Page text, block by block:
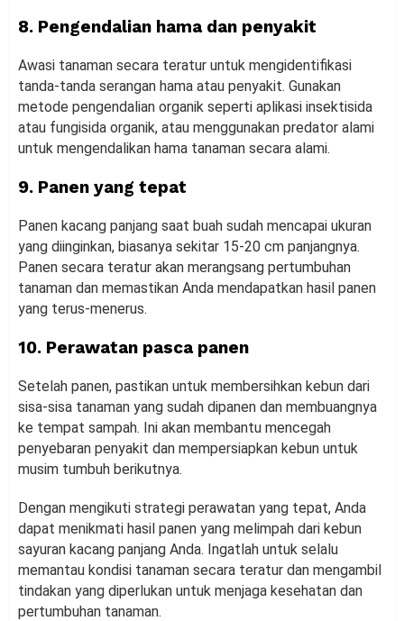
8. Pengendalian hama dan penyakit
Awasi tanaman secara teratur untuk mengidentifikasi
tanda-tanda serangan hama atau penyakit. Gunakan
metode pengendalian organik seperti aplikasi insektisida
atau fungisida organik, atau menggunakan predator alami
untuk mengendalikan hama tanaman secara alami.
9. Panen yang tepat
Panen kacang panjang saat buah sudah mencapai ukuran
yang diinginkan, biasanya sekitar 15-20 cm panjangnya.
Panen secara teratur akan merangsang pertumbuhan
tanaman dan memastikan Anda mendapatkan hasil panen
yang terus-menerus.
10. Perawatan pasca panen
Setelah panen, pastikan untuk membersihkan kebun dari
sisa-sisa tanaman yang sudah dipanen dan membuangnya
ke tempat sampah. Ini akan membantu mencegah
penyebaran penyakit dan mempersiapkan kebun untuk
musim tumbuh berikutnya.
Dengan mengikuti strategi perawatan yang tepat, Anda
dapat menikmati hasil panen yang melimpah dari kebun
sayuran kacang panjang Anda. Ingatlah untuk selalu
memantau kondisi tanaman secara teratur dan mengambil
tindakan yang diperlukan untuk menjaga kesehatan dan
pertumbuhan tanaman.